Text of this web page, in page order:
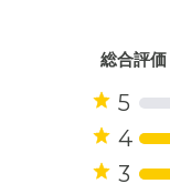
総合評価
5
4
3